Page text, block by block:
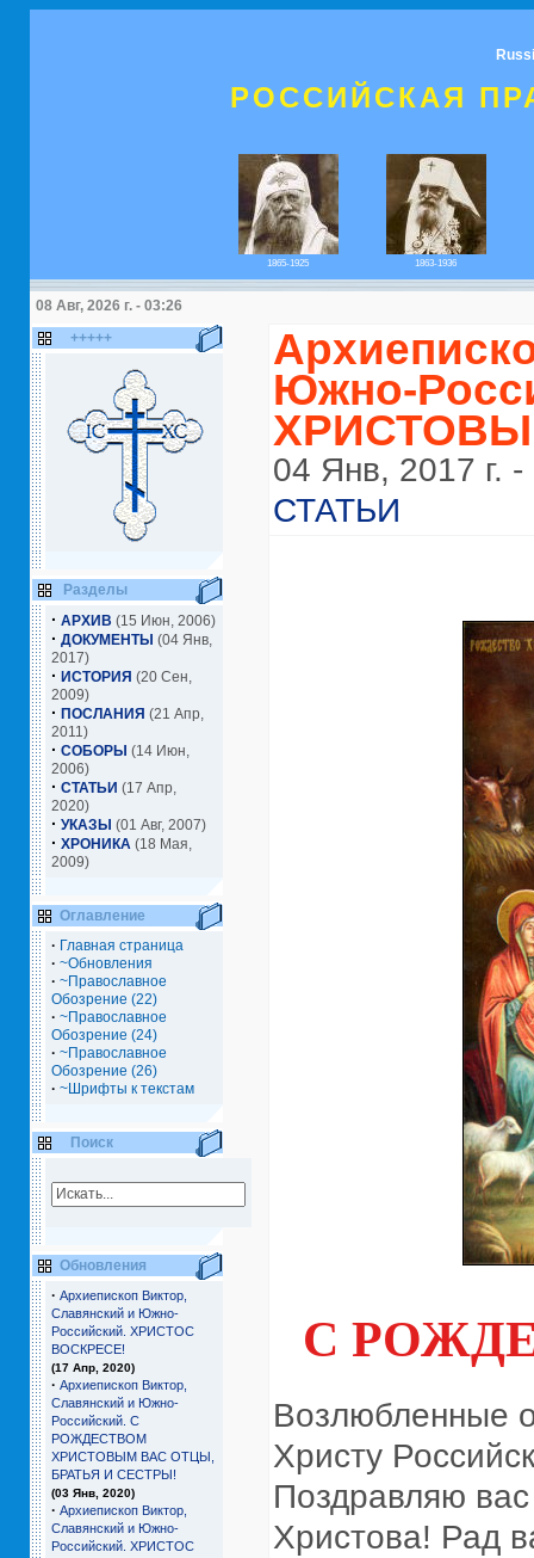
РОССИЙСКАЯ
1865-1925 1863-1936
08 Авг, 2026 г. - 03:26
+++++
Разделы
· АРХИВ (15 Июн, 2006)
· ДОКУМЕНТЫ (04 Янв,
2017)
· ИСТОРИЯ (20 Сен,
2009)
· ПОСЛАНИЯ (21 Апр,
2011)
· СОБОРЫ (14 Июн,
2006)
· СТАТЬИ (17 Апр,
2020)
· УКАЗЫ (01 Авг, 2007)
· ХРОНИКА (18 Мая,
2009)
Оглавление
· Главная страница
· ~Обновления
· ~Православное
Обозрение (22)
· ~Православное
Обозрение (24)
· ~Православное
Обозрение (26)
· ~Шрифты к текстам
Поиск
Обновления
· Архиепископ Виктор,
Славянский и Южно-
Российский. ХРИСТОС
ВОСКРЕСЕ!
(17 Апр, 2020)
· Архиепископ Виктор,
Славянский и Южно-
Российский. С
РОЖДЕСТВОМ
ХРИСТОВЫМ ВАС ОТЦЫ,
БРАТЬЯ И СЕCТРЫ!
(03 Янв, 2020)
· Архиепископ Виктор,
Славянский и Южно-
Российский. ХРИСТОС
Южно-
04 Янв, 2017 г.
СТАТЬИ
С
Возлюбленные
Христу
Поздравляю
Христова! Рад